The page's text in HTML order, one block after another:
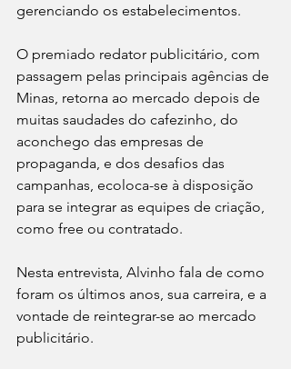
gerenciando os estabelecimentos.
O premiado redator publicitário, com
passagem pelas principais agências de
Minas, retorna ao mercado depois de
muitas saudades do cafezinho, do
aconchego das empresas de
propaganda, e dos desafios das
campanhas, ecoloca-se à disposição
para se integrar as equipes de criação,
como free ou contratado.
Nesta entrevista, Alvinho fala de como
foram os últimos anos, sua carreira, e a
vontade de reintegrar-se ao mercado
publicitário.